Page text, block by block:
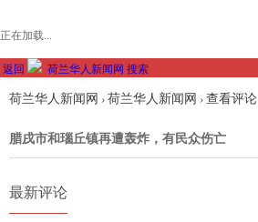
正在加载...
返回 荷兰华人新闻网 搜索
荷兰华人新闻网 › 荷兰华人新闻网 › 查看评论
腊戌市和瑙丘镇再遭轰炸，有民众伤亡
最新评论